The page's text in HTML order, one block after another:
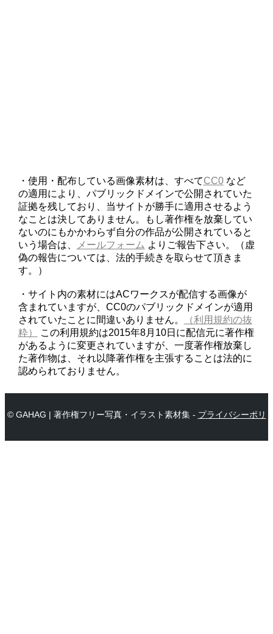
・使用・配布している画像素材は、すべてCC0など
の適用により、パブリックドメインで公開されていた
証拠を残しており、当サイトが勝手に適用させるよう
なことは決してありません。もし著作権を放棄してい
ないのにもかかわらず自分の作品が公開されていると
いう場合は、
メールフォーム よりご報告下さい。（虚
偽の報告については、法的手続きを取らせて頂きま
す。）
・サイト内の素材にはACワークスが配信する画像が
含まれていますが、CC0のパブリックドメインが適用
されていたことに間違いありません。
（利用規約の抜
粋）
この利用規約は2015年8月10日に配信元に著作権
があるように変更されていますが、一度著作権放棄し
た著作物は、それ以降著作権を主張することは法的に
認められておりません。
© GAHAG | 著作権フリー写真・イラスト素材集 - プライバシーポリ